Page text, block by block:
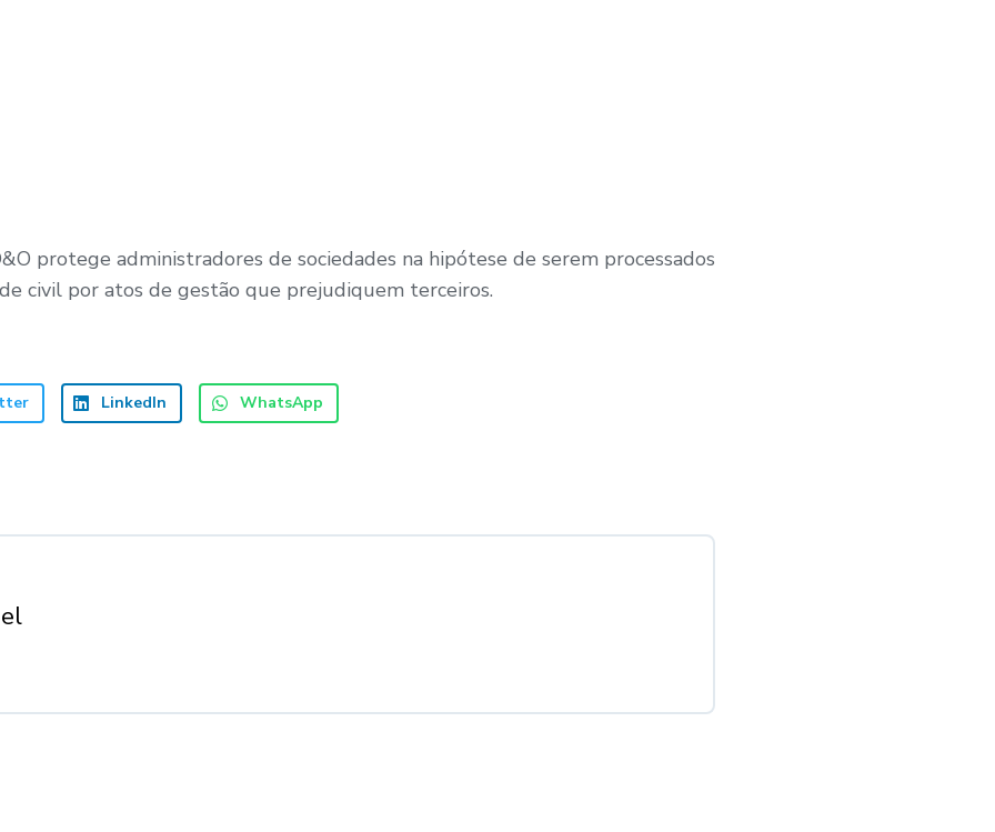
protege administradores de sociedades na hipótese de serem processados
civil por atos de gestão que prejudiquem terceiros.
LinkedIn WhatsApp